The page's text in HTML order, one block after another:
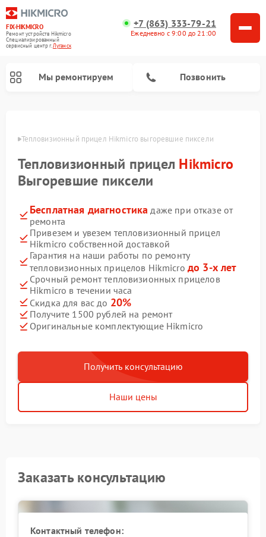
FIX-HIKMICRO
Ремонт устройств Hikmicro
Специализированный
cервисный центр г.Луганск
+7 (863) 333-79-21
Ежедневно с 9:00 до 21:00
Мы ремонтируем Позвонить
Тепловизионный прицел Hikmicro выгоревшие пиксели
Тепловизионный прицел Hikmicro
Выгоревшие пиксели
Бесплатная диагностика даже при отказе от
ремонта
Привезем и увезем тепловизионный прицел
Hikmicro собственной доставкой
Гарантия на наши работы по ремонту
тепловизионных прицелов Hikmicro до 3-х лет
Срочный ремонт тепловизионных прицелов
Hikmicro в течении часа
Скидка для вас до 20%
Получите 1500 рублей на ремонт
Оригинальные комплектующие Hikmicro
Получить консультацию
Наши цены
Заказать консультацию
Контактный телефон: